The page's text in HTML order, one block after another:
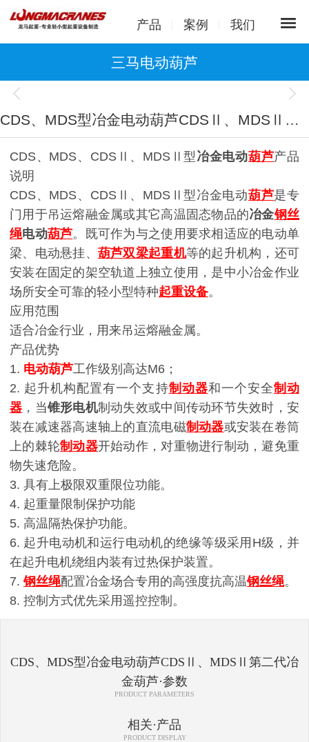
产品 案例 我们
三马电动葫芦
1/1
CDS、MDS型冶金电动葫芦CDSⅡ、MDSⅡ第二代冶金葫芦
CDS、MDS、CDSⅡ、MDSⅡ型 冶金电动葫芦产品
说明
CDS、MDS、CDSⅡ、MDSⅡ型冶金电动葫芦是专
门用于吊运熔融金属或其它高温固态物品的冶金钢丝
绳电动葫芦。既可作为与之使用要求相适应的电动单
梁、电动悬挂、 葫芦双梁起重机等的起升机构，还可
安装在固定的架空轨道上独立使用，是中小冶金作业
场所安全可靠的轻小型特种起重设备。
应用范围
适合冶金行业，用来吊运熔融金属。
产品优势
1. 电动葫芦工作级别高达M6；
2. 起升机构配置有一个支持制动器和一个安全制动
器 ，当锥形电机制动失效或中间传动环节失效时，安
装在减速器高速轴上的直流电磁制动器或安装在卷筒
上的棘轮制动器开始动作，对重物进行制动，避免重
物失速危险。
3. 具有上极限双重限位功能。
4. 起重量限制保护功能
5. 高温隔热保护功能。
6. 起升电动机和运行电动机的绝缘等级采用H级，并
在起升电机绕组内装有过热保护装置。
7.钢丝绳配置冶金场合专用的高强度抗高温钢丝绳。
8. 控制方式优先采用遥控控制。
CDS、MDS型冶金电动葫芦CDSⅡ、MDSⅡ第二代冶
金葫芦·参数
PRODUCT PARAMETERS
相关·产品
PRODUCT DISPLAY